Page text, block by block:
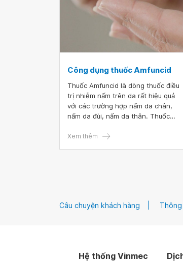
Công dụng thuốc Amfuncid
Thuốc Amfuncid là dòng thuốc điều
trị nhiễm nấm trên da rất hiệu quả
với các trường hợp nấm da chân,
nấm da đùi, nấm da thân. Thuốc
Clotrimazole hàm lượng 10g dưới
Xem thêm
Câu chuyện khách hàng
Hệ thống Vinmec